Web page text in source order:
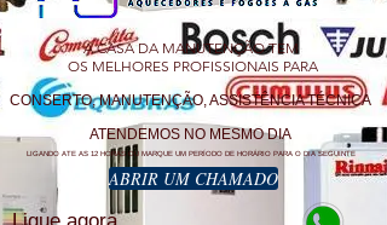
A CASA DA MANUTENÇÃO TEM
OS MELHORES PROFISSIONAIS PARA
CONSERTO, MANUTENÇÃO, ASSISTÊNCIA TÉCNICA
ATENDEMOS NO MESMO DIA
LIGANDO ATE AS 12 HORAS OU MARQUE UM PERÍODO DE HORÁRIO PARA O DIA SEGUINTE
ABRIR UM CHAMADO